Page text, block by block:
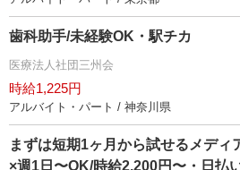
歯科助手/未経験OK・駅チカ
医療法人社団三州会
時給1,225円
アルバイト・パート / 神奈川県
まずは短期1ヶ月から試せるメディ
×週1日〜OK/時給2,200円〜・日払